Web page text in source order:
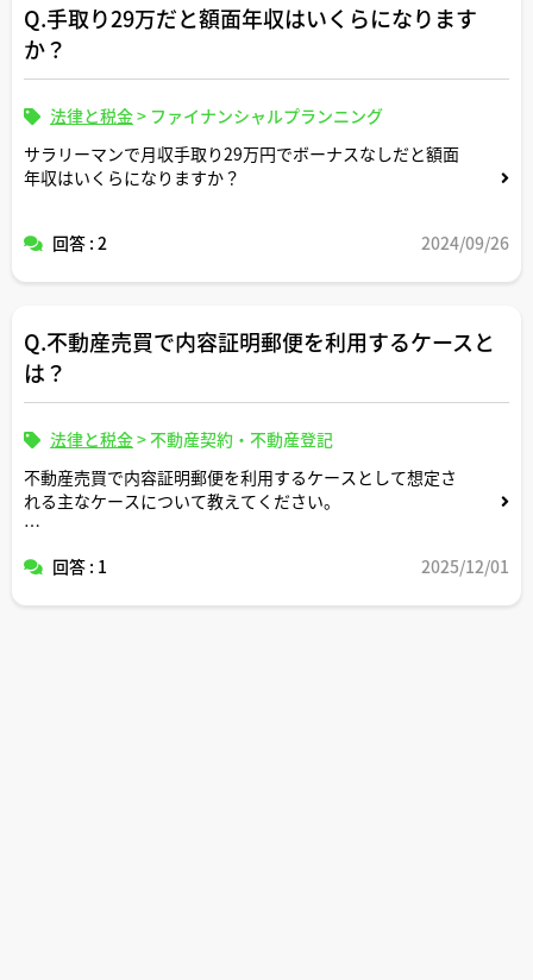
コメント頂けますと幸いです。
Q.手取り29万だと額面年収はいくらになります
か？
法律と税金> ファイナンシャルプランニング
サラリーマンで月収手取り29万円でボーナスなしだと額面
年収はいくらになりますか？
回答 : 2 2024/09/26
Q.不動産売買で内容証明郵便を利用するケースと
は？
法律と税金>不動産契約・不動産登記
不動産売買で内容証明郵便を利用するケースとして想定さ
れる主なケースについて教えてください。
るケースもありますか？
回答 : 1 2025/12/01